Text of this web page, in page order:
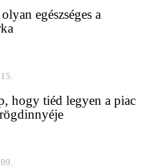
egészséges a
hogy tiéd legyen a piac